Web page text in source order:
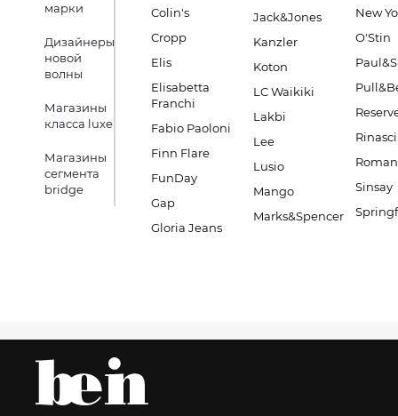
марки
Дизайнеры
новой
волны
Магазины
класса luxe
Магазины
сегмента
bridge
Colin's
Cropp
Elis
Elisabetta
Franchi
Fabio Paoloni
Finn Flare
FunDay
Gap
Gloria Jeans
Jack&Jones
Kanzler
Koton
LC Waikiki
Lakbi
Lee
Lusio
Mango
Marks&Spencer
New
O'Stin
Sinsay